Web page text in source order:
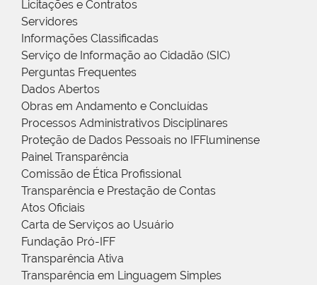
Licitações e Contratos
Servidores
Informações Classificadas
Serviço de Informação ao Cidadão (SIC)
Perguntas Frequentes
Dados Abertos
Obras em Andamento e Concluídas
Processos Administrativos Disciplinares
Proteção de Dados Pessoais no IFFluminense
Painel Transparência
Comissão de Ética Profissional
Transparência e Prestação de Contas
Atos Oficiais
Carta de Serviços ao Usuário
Fundação Pró-IFF
Transparência Ativa
Transparência em Linguagem Simples